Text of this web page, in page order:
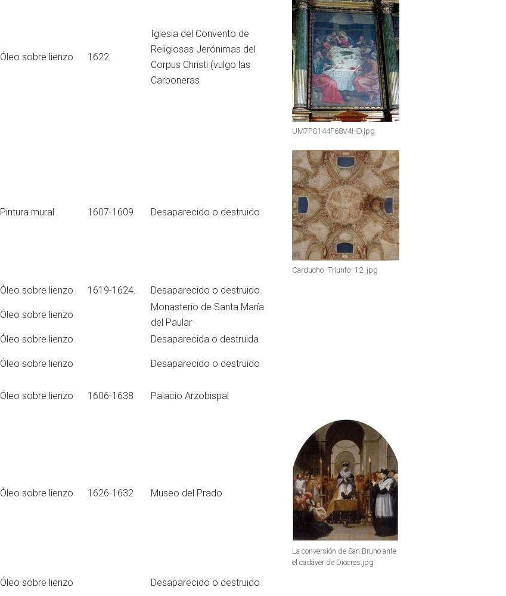
Óleo sobre lienzo 1622.
Iglesia del Convento de
Religiosas Jerónimas del
Corpus Christi (vulgo las
Carboneras
UM7PG144F68V4HD.jpg
Pintura mural 1607-1609 Desaparecido o destruido
Carducho -Triunfo- 12 .jpg
Óleo sobre lienzo 1619-1624. Desaparecido o destruido.
Óleo sobre lienzo
Monasterio de Santa María
del Paular
Óleo sobre lienzo
Desaparecida o destruida
Óleo sobre lienzo Desaparecido o destruido
Óleo sobre lienzo 1606-1638 Palacio Arzobispal
Óleo sobre lienzo 1626-1632 Museo del Prado
La conversión de San Bruno ante
el cadáver de Diocres.jpg
Óleo sobre lienzo Desaparecido o destruido